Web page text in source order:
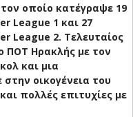
οποίο κατέγραψε 19
League 1 και 27
League 2. Τελευταίος
ΠΟΤ Ηρακλής με τον
και μια
οικογένεια του
πολλές επιτυχίες με